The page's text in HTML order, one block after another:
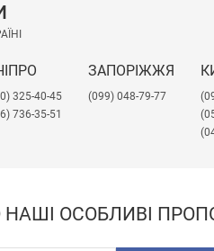
325-40-45
736-35-51
ЗАПОРІЖЖЯ
(099) 048-79-77
ОСОБЛИВІ